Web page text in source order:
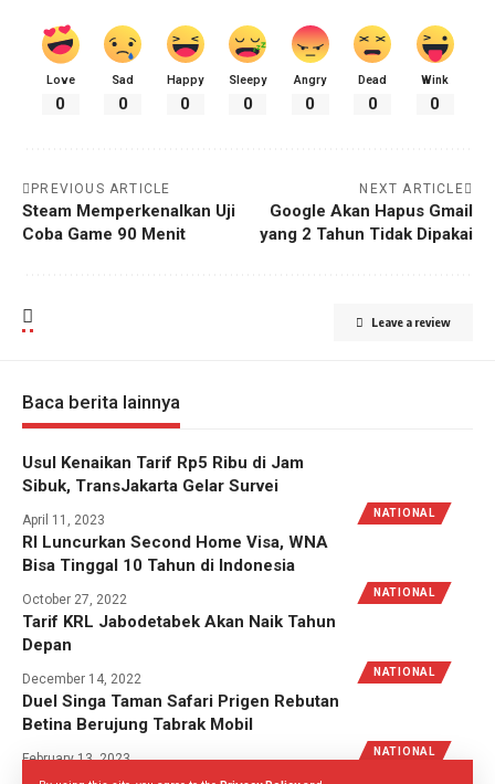
Love
0
Sad
0
Happy
0
Sleepy
0
Angry
0
Dead
0
Wink
0
PREVIOUS ARTICLE
Steam Memperkenalkan Uji
Coba Game 90 Menit
NEXT ARTICLE
Google Akan Hapus Gmail
yang 2 Tahun Tidak Dipakai
Leave a review
Baca berita lainnya
NATIONAL
Usul Kenaikan Tarif Rp5 Ribu di Jam
Sibuk, TransJakarta Gelar Survei
April 11, 2023
NATIONAL
RI Luncurkan Second Home Visa, WNA
Bisa Tinggal 10 Tahun di Indonesia
October 27, 2022
NATIONAL
Tarif KRL Jabodetabek Akan Naik Tahun
Depan
December 14, 2022
NATIONAL
Duel Singa Taman Safari Prigen Rebutan
Betina Berujung Tabrak Mobil
February 13, 2023